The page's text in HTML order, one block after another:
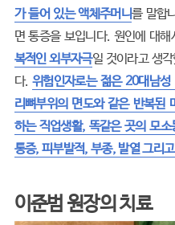
가 들어 있는 액체주머니를 말합
면 통증을 보입니다. 원인에 대해
복적인 외부자극일 것이라고 생
다. 위험인자로는 젊은 20대남
리뼈부위의 면도와 같은 반복된
하는 직업생활, 똑같은 곳의 모소
통증, 피부발적, 부종, 발열 그리고
이준범 원장의 치료